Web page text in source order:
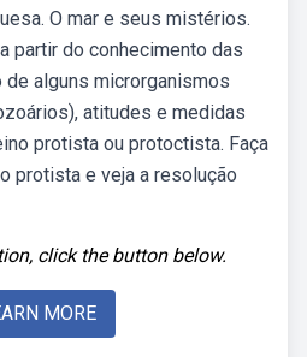
O mar e seus mistérios.
partir do conhecimento das
alguns microrganismos
atitudes e medidas
protista ou protoctista. Faça
protista e veja a resolução
click the button below.
MORE